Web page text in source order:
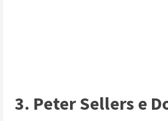
3. Peter Sellers e